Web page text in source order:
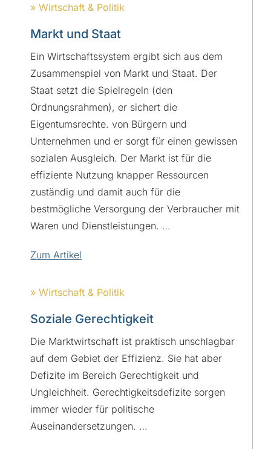
» Wirtschaft & Politik
Markt und Staat
Ein Wirtschaftssystem ergibt sich aus dem
Zusammenspiel von Markt und Staat. Der
Staat setzt die Spielregeln (den
Ordnungsrahmen), er sichert die
Eigentumsrechte. von Bürgern und
Unternehmen und er sorgt für einen gewissen
sozialen Ausgleich. Der Markt ist für die
effiziente Nutzung knapper Ressourcen
zuständig und damit auch für die
bestmögliche Versorgung der Verbraucher mit
Waren und Dienstleistungen. …
Zum Artikel
» Wirtschaft & Politik
Soziale Gerechtigkeit
Die Marktwirtschaft ist praktisch unschlagbar
auf dem Gebiet der Effizienz. Sie hat aber
Defizite im Bereich Gerechtigkeit und
Ungleichheit. Gerechtigkeitsdefizite sorgen
immer wieder für politische
Auseinandersetzungen. …